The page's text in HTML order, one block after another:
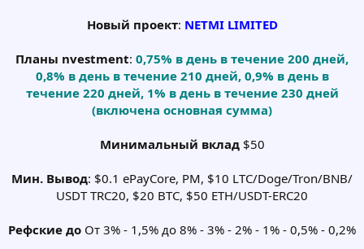
Новый проект: NETMI LIMITED
Планы nvestment: 0,75% в день в течение 200 дней,
0,8% в день в течение 210 дней, 0,9% в день в
течение 220 дней, 1% в день в течение 230 дней
(включена основная сумма)
Минимальный вклад$50
Мин. Вывод: $0.1 ePayCore, PM, $10 LTC/Doge/Tron/BNB/
USDT TRC20, $20 BTC, $50 ETH/USDT-ERC20
Рефские до От 3% - 1,5% до 8% - 3% - 2% - 1% - 0,5% - 0,2%